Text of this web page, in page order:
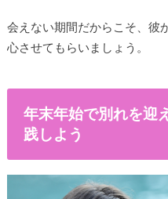
会えない期間だからこそ、彼
心させてもらいましょう。
年末年始で別れを迎
践しよう